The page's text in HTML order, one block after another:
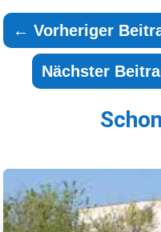
←Vorheriger
Nächster